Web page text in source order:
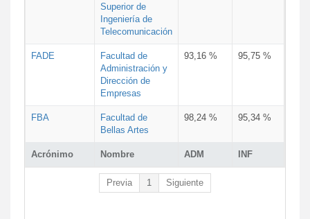
Acrónimo Nombre ADM INF
Superior de
Ingeniería de
Telecomunicación
FADE
Facultad de
Administración y
Dirección de
Empresas
93,16 % 95,75 %
FBA
Facultad de
Bellas Artes
98,24 % 95,34 %
Previa 1 Siguiente